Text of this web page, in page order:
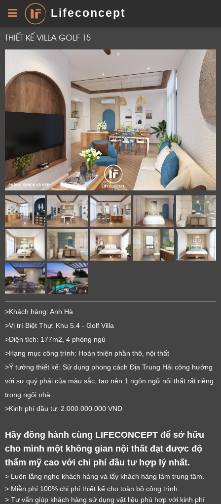
Lifeconcept
THIẾT KẾ VILLA GOLF 15
>Khách hàng: Anh Hà
>Vị trí Biệt Thự: Khu 5.4 - Golf Villa
>Diện tích: 177m2, 4 phòng ngủ
>Hạng mục công trình: Hoàn thiện phần thô, nội thất
>Ý tưởng thiết kế: Sử dụng phong cách Địa Trung Hải cộng hưởng
với sự quý phái của màu sắc, tạo nên 1 ngôn ngữ nội thất rất riêng
trong ngôi nhà
>Kinh phí đầu tư: 2.000.000.000 VND
Hãy đồng hành cùng LIFECONCEPT để sở hữu
cho mình một không gian nội thất đạt được độ
thẩm mỹ cao với chi phí đầu tư hợp lý nhất.
> Luôn lắng nghe khách hàng và lấy khách hàng làm trung tâm.
> Miễn phí 100% chi phí thiết kế cho toàn bộ công trình.
> Tư vấn giúp khách hàng sử dụng vật liệu phù hợp với kinh phí
LỜI CẢM ƠN